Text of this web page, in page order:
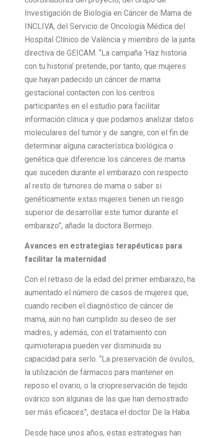
Investigación de Biología en Cáncer de Mama de
INCLIVA, del Servicio de Oncología Médica del
Hospital Clínico de València y miembro de la junta
directiva de GEICAM. “La campaña ‘Haz historia
con tu historia’ pretende, por tanto, que mujeres
que hayan padecido un cáncer de mama
gestacional contacten con los centros
participantes en el estudio para facilitar
información clínica y que podamos analizar datos
moleculares del tumor y de sangre, con el fin de
determinar alguna característica biológica o
genética que diferencie los cánceres de mama
que suceden durante el embarazo con respecto
al resto de tumores de mama o saber si
genéticamente estas mujeres tienen un riesgo
superior de desarrollar este tumor durante el
embarazo”, añade la doctora Bermejo.
Avances en estrategias terapéuticas para
facilitar la maternidad
Con el retraso de la edad del primer embarazo, ha
aumentado el número de casos de mujeres que,
cuando reciben el diagnóstico de cáncer de
mama, aún no han cumplido su deseo de ser
madres, y además, con el tratamiento con
quimioterapia pueden ver disminuida su
capacidad para serlo. “La preservación de óvulos,
la utilización de fármacos para mantener en
reposo el ovario, o la criopreservación de tejido
ovárico son algunas de las que han demostrado
ser más eficaces”, destaca el doctor De la Haba.
Desde hace unos años, estas estrategias han